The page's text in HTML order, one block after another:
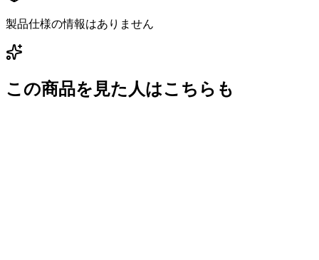
製品仕様の情報はありません
この商品を見た人はこちらも